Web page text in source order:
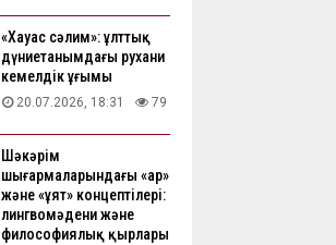
«Хауас сәлим»: ұлттық
дүниетанымдағы рухани
кемелдік ұғымы
20.07.2026, 18:31 79
Шәкәрім
шығармаларындағы «ар»
және «ұят» концептілері:
лингвомәдени және
философиялық қырлары